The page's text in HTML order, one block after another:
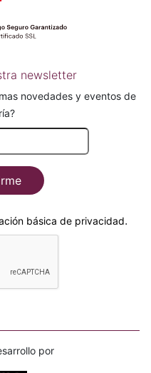
newsletter
novedades y eventos de
básica de privacidad.
por